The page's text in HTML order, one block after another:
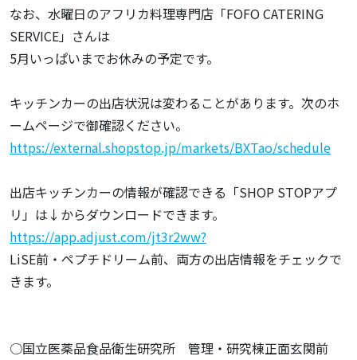
なお、水曜日のアフリカ料理専門店「FOFO CATERING
SERVICE」さんは
5月いっぱいまでお休みの予定です。
キッチンカーの出店状況は変わることがあります。次のホ
ームページで御確認ください。
https://external.shopstop.jp/markets/BXTao/schedule
出店キッチンカーの情報が確認できる「SHOP STOPアプ
リ」は↓からダウンロードできます。
https://app.adjust.com/jt3r2ww?
LiSE前・ペプチドリーム前、両方の出店情報をチェックで
きます。
○国立医薬品食品衛生研究所 管理・研究棟正面玄関前